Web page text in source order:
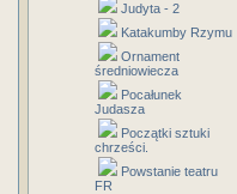
Judyta - 2
Katakumby Rzymu
Ornament
średniowiecza
Pocałunek
Judasza
Początki sztuki
chrześci.
Powstanie teatru
FR